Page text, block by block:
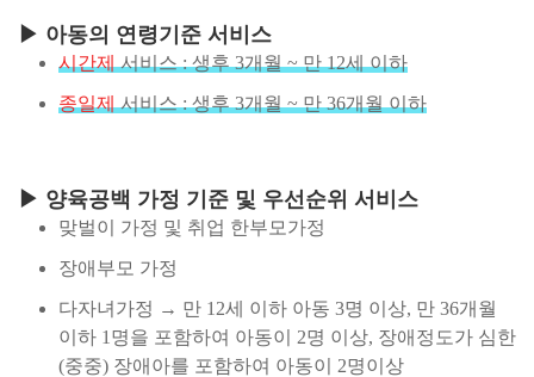
▶ 아동의 연령기준 서비스
시간제서비스 : 생후 3개월 ~ 만 12세 이하
종일제서비스 : 생후 3개월 ~ 만 36개월 이하
▶ 양육공백 가정 기준 및 우선순위 서비스
맞벌이 가정 및 취업 한부모가정
장애부모 가정
다자녀가정 → 만 12세 이하 아동 3명 이상, 만 36개월
이하 1명을 포함하여 아동이 2명 이상, 장애정도가 심한
(중중) 장애아를 포함하여 아동이 2명이상